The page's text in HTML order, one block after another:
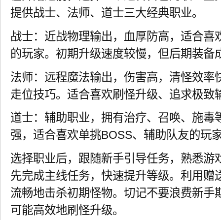
提供战士、法师、道士三大经典职业。
战士：近战物理输出，血厚防高，适合喜
的玩家。初期升级速度较慢，但后期装备
法师：远程魔法输出，伤害高，清怪效率
走位技巧。适合喜欢刷怪升级、追求极致
道士：辅助职业，拥有治疗、召唤、施毒
强，适合喜欢单挑BOSS、辅助队友的玩
选择职业后，跟随新手引导任务，熟悉游
先完成主线任务，快速提升等级。利用赠
流畅地击杀初期怪物。切记不要浪费新手
可能高效地刷怪升级。